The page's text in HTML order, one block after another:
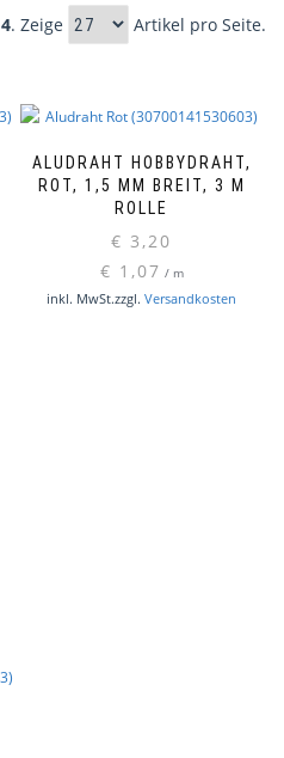
4. Zeige Artikel pro Seite.
ALUDRAHT HOBBYDRAHT,
ROT, 1,5 MM BREIT, 3 M
ROLLE
€ 3,20
€ 1,07 / m
inkl. MwSt.zzgl. Versandkosten